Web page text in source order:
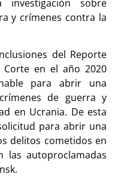
sobre
y crímenes contra la
del Reporte
en el año 2020
para abrir una
de guerra y
en Ucrania. De esta
para abrir una
delitos cometidos en
las autoproclamadas